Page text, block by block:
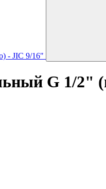
G 1/2"